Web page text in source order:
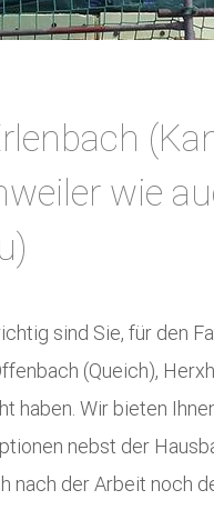
wie
sind Sie, für den
(Queich),
haben. Wir bieten
nebst der
nach der Arbeit noch